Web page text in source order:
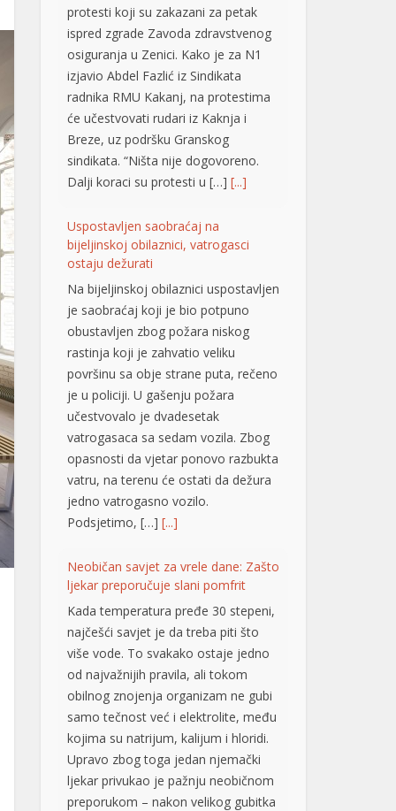
protesti koji su zakazani za petak
ispred zgrade Zavoda zdravstvenog
osiguranja u Zenici. Kako je za N1
izjavio Abdel Fazlić iz Sindikata
radnika RMU Kakanj, na protestima
će učestvovati rudari iz Kaknja i
Breze, uz podršku Granskog
sindikata. “Ništa nije dogovoreno.
Dalji koraci su protesti u […] [...]
Uspostavljen saobraćaj na
bijeljinskoj obilaznici, vatrogasci
ostaju dežurati
Na bijeljinskoj obilaznici uspostavljen
je saobraćaj koji je bio potpuno
obustavljen zbog požara niskog
rastinja koji je zahvatio veliku
površinu sa obje strane puta, rečeno
je u policiji. U gašenju požara
učestvovalo je dvadesetak
vatrogasaca sa sedam vozila. Zbog
opasnosti da vjetar ponovo razbukta
vatru, na terenu će ostati da dežura
jedno vatrogasno vozilo.
Podsjetimo, […] [...]
Neobičan savjet za vrele dane: Zašto
ljekar preporučuje slani pomfrit
Kada temperatura pređe 30 stepeni,
najčešći savjet je da treba piti što
više vode. To svakako ostaje jedno
od najvažnijih pravila, ali tokom
obilnog znojenja organizam ne gubi
samo tečnost već i elektrolite, među
kojima su natrijum, kalijum i hloridi.
Upravo zbog toga jedan njemački
ljekar privukao je pažnju neobičnom
preporukom – nakon velikog gubitka